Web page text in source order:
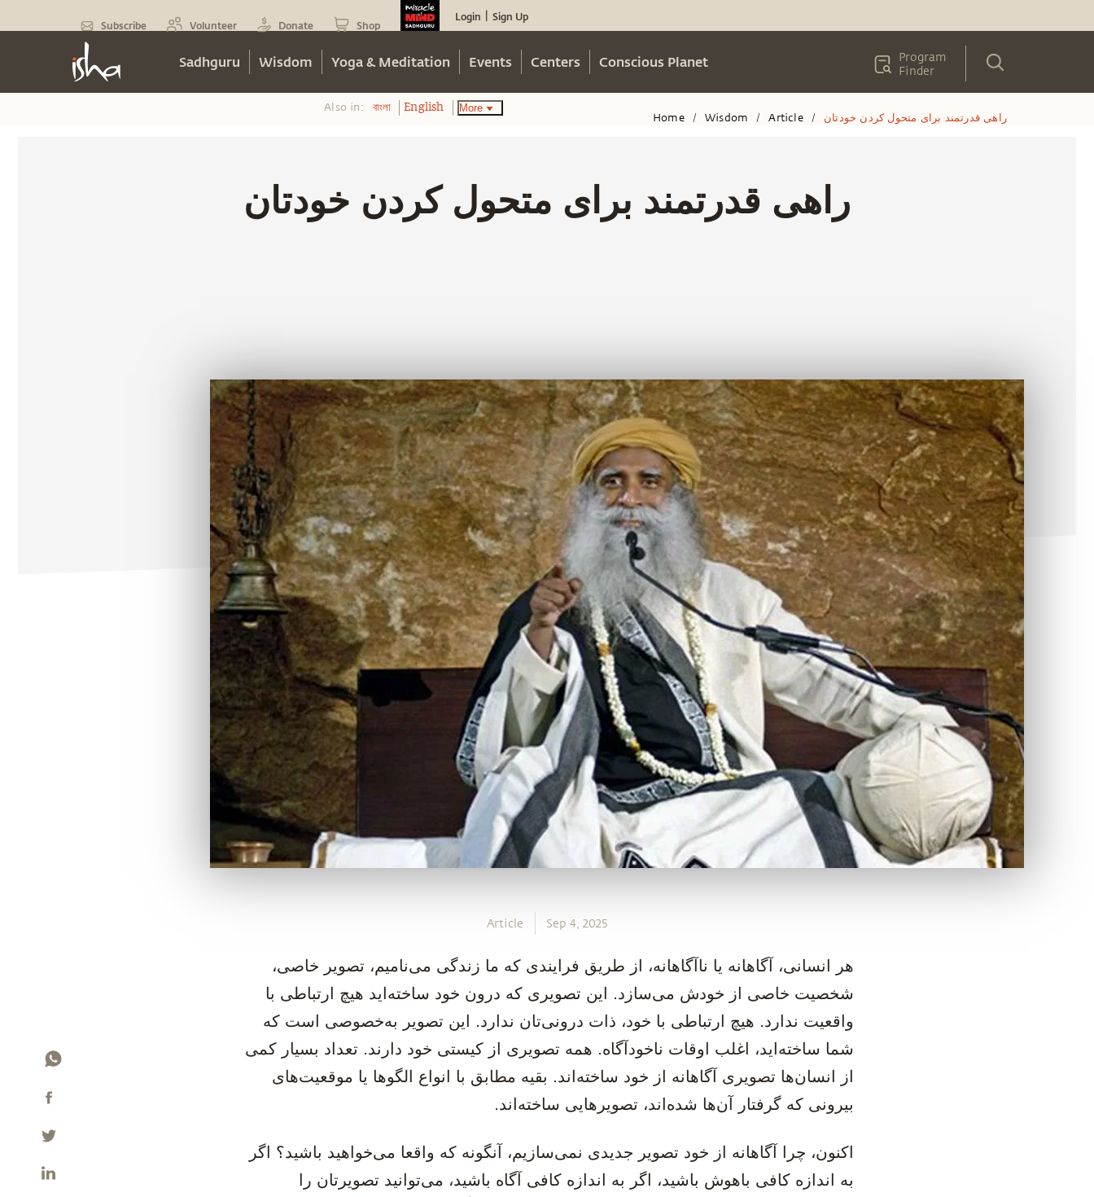
Subscribe Volunteer Donate Shop
Login Sign Up
Sadhguru Wisdom Yoga & Meditation Events Centers Conscious Planet
Program
Finder
Home / Wisdom / Article / راهی قدرتمند برای متحول کردن خودتان
Also in: বাংলা English More
راهی قدرتمند برای متحول کردن خودتان
Article Sep 4, 2025
‫هر انسانی، آگاهانه یا ناآگاهانه، از طریق فرایندی که ما زندگی می‌نامیم، تصویر خاصی،
شخصیت خاصی از خودش می‌سازد. این تصویری که درون خود ساخته‌اید هیچ ارتباطی با
واقعیت ندارد. هیچ ارتباطی با خود، ذات درونی‌تان ندارد. این تصویر به‌خصوصی است که
شما ساخته‌اید، اغلب اوقات ناخودآگاه. همه تصویری از کیستی خود دارند. تعداد بسیار کمی
از انسان‌ها تصویری آگاهانه از خود ساخته‌اند. بقیه مطابق با انواع الگوها یا موقعیت‌‌های
بیرونی که گرفتار آن‌ها شده‌اند، تصویرهایی ساخته‌اند.
‫اکنون، چرا آگاهانه از خود تصویر جدیدی نمی‌سازیم، آنگونه که واقعا می‌خواهید باشید؟ اگر
به اندازه کافی باهوش باشید، اگر به اندازه کافی آگاه باشید، می‌توانید تصویرتان را